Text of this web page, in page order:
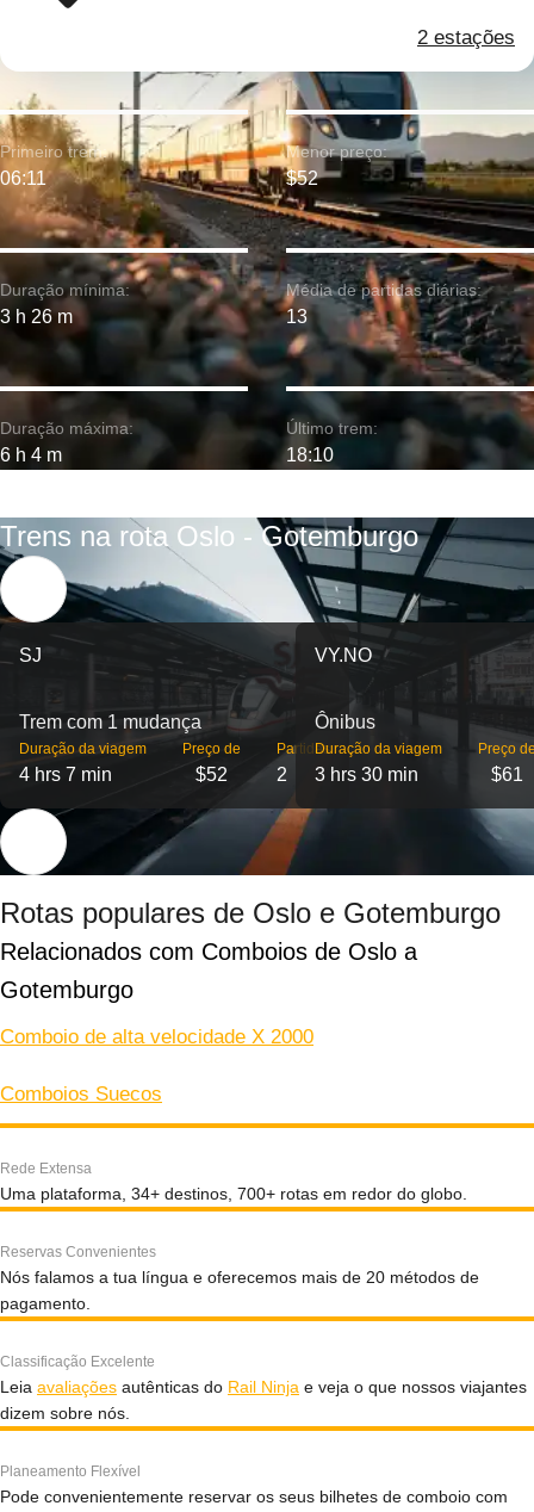
2 estações
Duração mínima:
3 h 26 m
Primeiro trem:
06:11
Duração máxima:
6 h 4 m
Menor preço:
$52
Média de partidas diárias:
13
Último trem:
18:10
Trens na rota Oslo - Gotemburgo
SJ
Trem com 1 mudança
Duração da viagem
4 hrs 7 min
Preço de
$52
Partidas
2
VY.NO
Ônibus
Duração da viagem
3 hrs 30 min
Preço
$61
Rotas populares de Oslo e Gotemburgo
Relacionados com Comboios de Oslo a
Gotemburgo
Comboio de alta velocidade X 2000
Comboios Suecos
Rede Extensa
Uma plataforma, 34+ destinos, 700+ rotas em redor do globo.
Reservas Convenientes
Nós falamos a tua língua e oferecemos mais de 20 métodos de
pagamento.
Classificação Excelente
Leia avaliações autênticas do Rail Ninja e veja o que nossos viajantes
dizem sobre nós.
Planeamento Flexível
Pode convenientemente reservar os seus bilhetes de comboio com